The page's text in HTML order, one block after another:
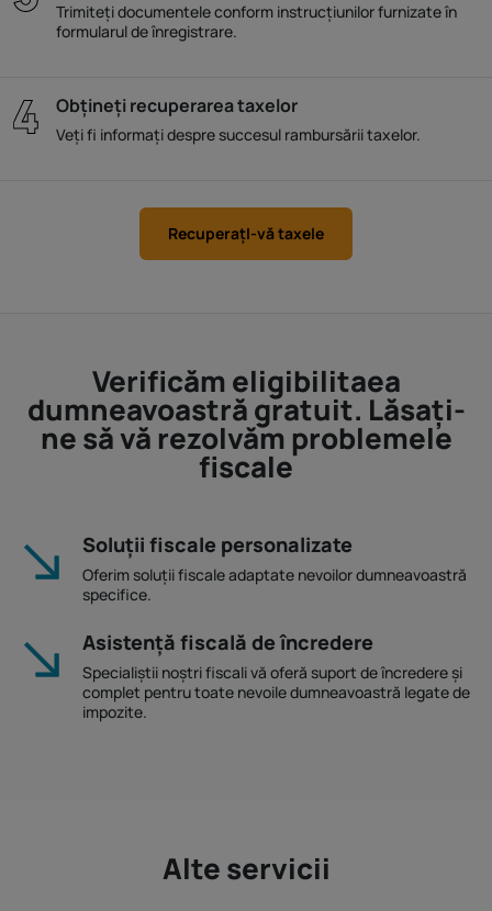
Trimiteți documentele conform instrucțiunilor furnizate în
formularul de înregistrare.
Obțineți recuperarea taxelor
Veți fi informați despre succesul rambursării taxelor.
RecuperaţI-vă taxele
Verificăm eligibilitaea
dumneavoastră gratuit. Lăsați-
ne să vă rezolvăm problemele
fiscale
Soluții fiscale personalizate
Oferim soluții fiscale adaptate nevoilor dumneavoastră
specifice.
Asistență fiscală de încredere
Specialiștii noștri fiscali vă oferă suport de încredere și
complet pentru toate nevoile dumneavoastră legate de
impozite.
Alte servicii